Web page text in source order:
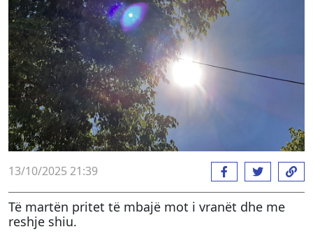
13/10/2025 21:39
Të martën pritet të mbajë mot i vranët dhe me
reshje shiu.